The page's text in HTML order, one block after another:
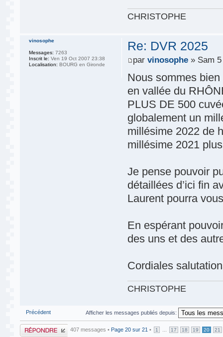
CHRISTOPHE
Re: DVR 2025
parvinosophe » Sam
Nous sommes
en vallée du
PLUS DE 500
globalement un
millésime 2022 de
millésime 2021
Je pense pouvoir
détaillées d’ici fin
Laurent pourra
En espérant
des uns et des
Cordiales
CHRISTOPHE
vinosophe
Messages: 7263
Inscrit le: Ven 19 Oct 2007 23:38
Localisation: BOURG en Gironde
Précédent Afficher les messages publiés depuis:
Publier une
réponse
407 messages • Page 20 sur 21 • 1 ... 17 18 19 20 21